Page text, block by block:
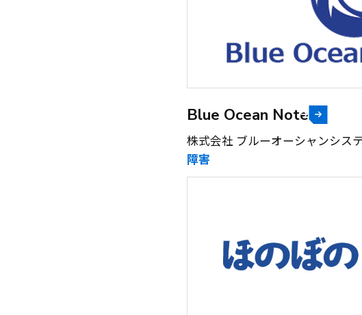
Blue Ocean Note
株式会社 ブルーオーシャンシス
障害